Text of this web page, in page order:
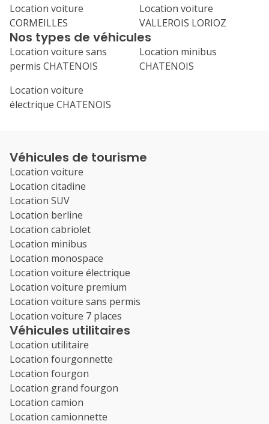
Location voiture
CORMEILLES
Location voiture
VALLEROIS LORIOZ
Nos types de véhicules
Location voiture sans
permis CHATENOIS
Location minibus
CHATENOIS
Location voiture
électrique CHATENOIS
Véhicules de tourisme
Location voiture
Location citadine
Location SUV
Location berline
Location cabriolet
Location minibus
Location monospace
Location voiture électrique
Location voiture premium
Location voiture sans permis
Location voiture 7 places
Véhicules utilitaires
Location utilitaire
Location fourgonnette
Location fourgon
Location grand fourgon
Location camion
Location camionnette